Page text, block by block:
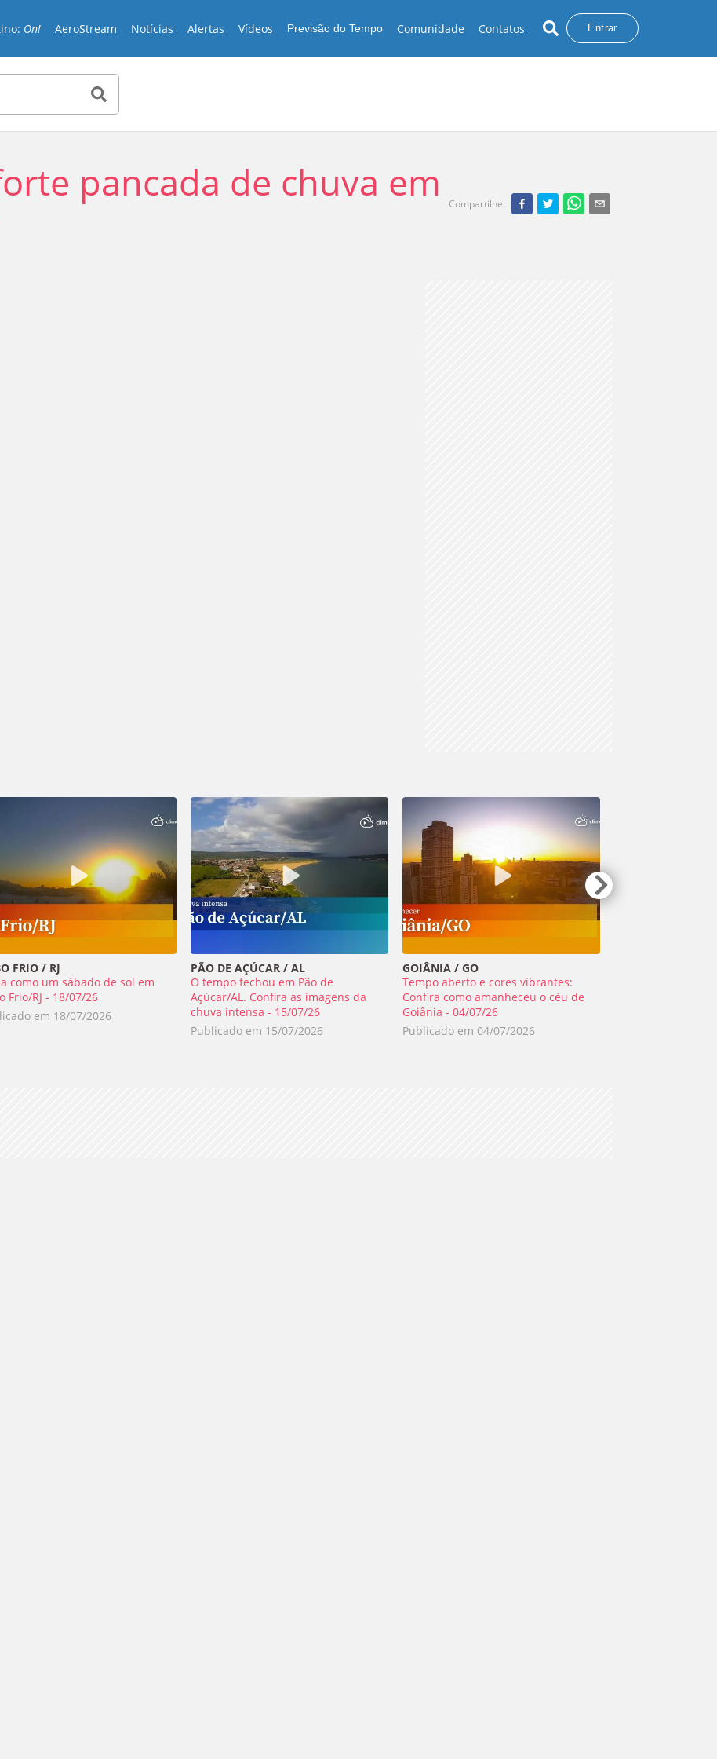
On! AeroStream Notícias Alertas Vídeos Previsão do Tempo Comunidade Contatos Entrar
pancada de chuva em
Compartilhe:
FRIO / RJ
como um sábado de sol em
Frio/RJ - 18/07/26
em 18/07/2026
PÃO DE AÇÚCAR / AL
O tempo fechou em Pão de
Açúcar/AL. Confira as imagens da
chuva intensa - 15/07/26
Publicado em 15/07/2026
GOIÂNIA / GO
Tempo aberto e cores vibrantes:
Confira como amanheceu o céu de
Goiânia - 04/07/26
Publicado em 04/07/2026